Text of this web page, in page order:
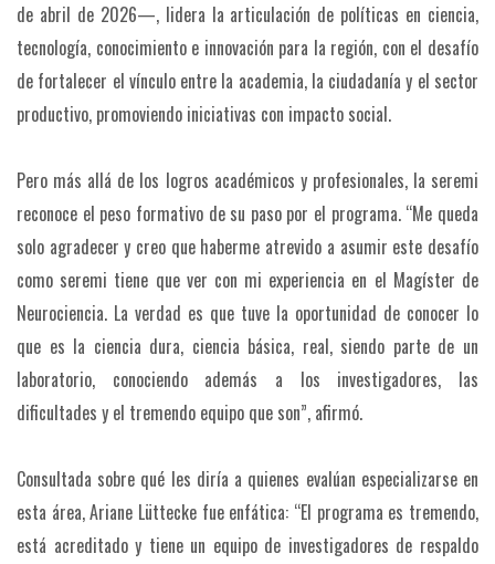
de abril de 2026—, lidera la articulación de políticas en ciencia,
tecnología, conocimiento e innovación para la región, con el desafío
de fortalecer el vínculo entre la academia, la ciudadanía y el sector
productivo, promoviendo iniciativas con impacto social.
Pero más allá de los logros académicos y profesionales, la seremi
reconoce el peso formativo de su paso por el programa. “Me queda
solo agradecer y creo que haberme atrevido a asumir este desafío
como seremi tiene que ver con mi experiencia en el Magíster de
Neurociencia. La verdad es que tuve la oportunidad de conocer lo
que es la ciencia dura, ciencia básica, real, siendo parte de un
laboratorio, conociendo además a los investigadores, las
dificultades y el tremendo equipo que son”, afirmó.
Consultada sobre qué les diría a quienes evalúan especializarse en
esta área, Ariane Lüttecke fue enfática: “El programa es tremendo,
está acreditado y tiene un equipo de investigadores de respaldo